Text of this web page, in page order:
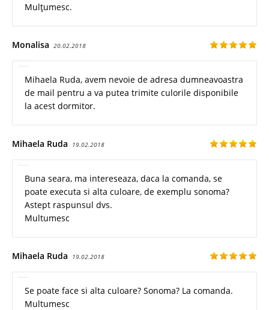
Mulțumesc.
Monalisa 20.02.2018
Mihaela Ruda, avem nevoie de adresa dumneavoastra
de mail pentru a va putea trimite culorile disponibile
la acest dormitor.
Mihaela Ruda 19.02.2018
Buna seara, ma intereseaza, daca la comanda, se
poate executa si alta culoare, de exemplu sonoma?
Astept raspunsul dvs.
Multumesc
Mihaela Ruda 19.02.2018
Se poate face si alta culoare? Sonoma? La comanda.
Multumesc